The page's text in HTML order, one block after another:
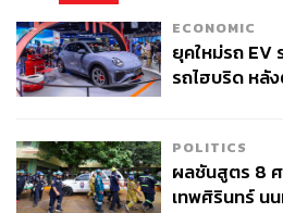
ECONOMIC
ยุคใหม่รถ EV
รถไฮบริด หลั
POLITICS
ผลชันสูตร 8
เทพศิรินทร์ น